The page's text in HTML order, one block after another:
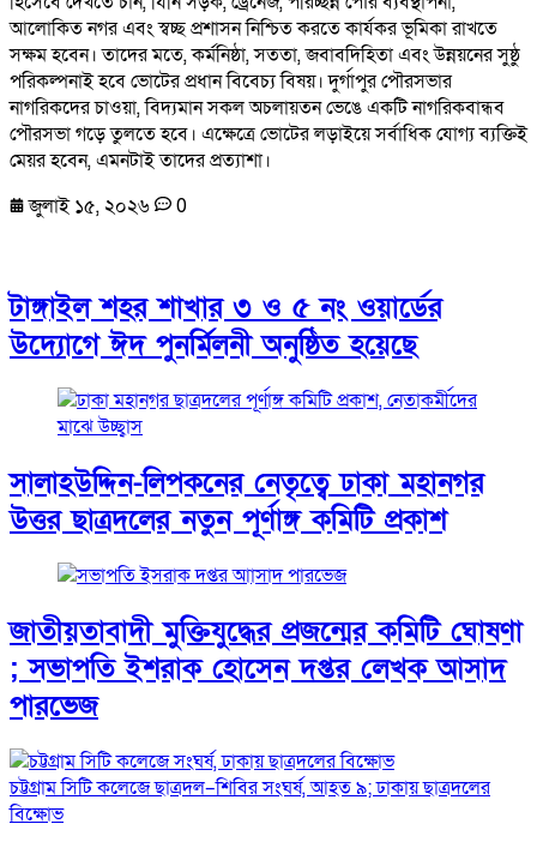
আলোকিত নগর এবং স্বচ্ছ প্রশাসন নিশ্চিত করতে কার্যকর ভূমিকা রাখতে
সক্ষম হবেন। তাদের মতে, কর্মনিষ্ঠা, সততা, জবাবদিহিতা এবং উন্নয়নের সুষ্ঠু
পরিকল্পনাই হবে ভোটের প্রধান বিবেচ্য বিষয়। দুর্গাপুর পৌরসভার
নাগরিকদের চাওয়া, বিদ্যমান সকল অচলায়তন ভেঙে একটি নাগরিকবান্ধব
পৌরসভা গড়ে তুলতে হবে। এক্ষেত্রে ভোটের লড়াইয়ে সর্বাধিক যোগ্য ব্যক্তিই
মেয়র হবেন, এমনটাই তাদের প্রত্যাশা।
জুলাই ১৫, ২০২৬
0
টাঙ্গাইল শহর শাখার ৩ ও ৫ নং ওয়ার্ডের
উদ্যোগে ঈদ পুনর্মিলনী অনুষ্ঠিত হয়েছে
সালাহউদ্দিন-লিপকনের নেতৃত্বে ঢাকা মহানগর
উত্তর ছাত্রদলের নতুন পূর্ণাঙ্গ কমিটি প্রকাশ
জাতীয়তাবাদী মুক্তিযুদ্ধের প্রজন্মের কমিটি ঘোষণা
; সভাপতি ইশরাক হোসেন দপ্তর লেখক আসাদ
পারভেজ
চট্টগ্রাম সিটি কলেজে ছাত্রদল–শিবির সংঘর্ষ, আহত ৯; ঢাকায় ছাত্রদলের
বিক্ষোভ